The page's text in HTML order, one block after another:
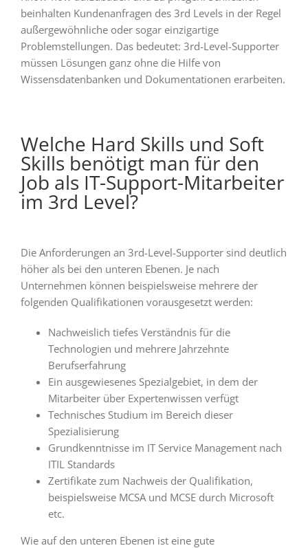
beinhalten Kundenanfragen des 3rd Levels in der Regel
außergewöhnliche oder sogar einzigartige
Problemstellungen. Das bedeutet: 3rd-Level-Supporter
müssen Lösungen ganz ohne die Hilfe von
Wissensdatenbanken und Dokumentationen erarbeiten.
Welche Hard Skills und Soft
Skills benötigt man für den
Job als IT-Support-Mitarbeiter
im 3rd Level?
Die Anforderungen an 3rd-Level-Supporter sind deutlich
höher als bei den unteren Ebenen. Je nach
Unternehmen können beispielsweise mehrere der
folgenden Qualifikationen vorausgesetzt werden:
Nachweislich tiefes Verständnis für die
Technologien und mehrere Jahrzehnte
Berufserfahrung
Ein ausgewiesenes Spezialgebiet, in dem der
Mitarbeiter über Expertenwissen verfügt
Technisches Studium im Bereich dieser
Spezialisierung
Grundkenntnisse im IT Service Management nach
ITIL Standards
Zertifikate zum Nachweis der Qualifikation,
beispielsweise MCSA und MCSE durch Microsoft
etc.
Wie auf den unteren Ebenen ist eine gute